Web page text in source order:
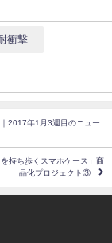
衝撃
2017年1月3週目のニュー
持ち歩くスマホケース」商
品化プロジェクト③